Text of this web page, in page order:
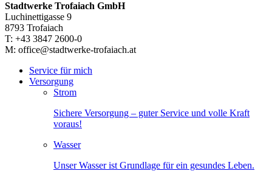
Stadtwerke Trofaiach GmbH
Luchinettigasse 9
8793 Trofaiach
T: +43 3847 2600-0
M: office@stadtwerke-trofaiach.at
Service für mich
Versorgung
Strom
Sichere Versorgung – guter Service und volle Kraft
voraus!
Wasser
Unser Wasser ist Grundlage für ein gesundes Leben.